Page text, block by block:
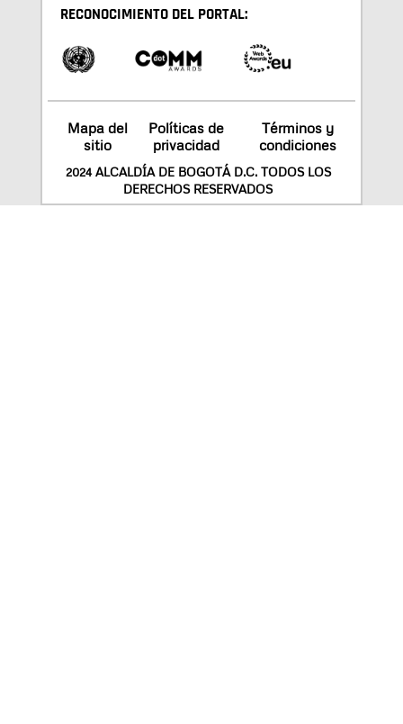
RECONOCIMIENTO DEL PORTAL:
Mapa del
sitio
Políticas de
privacidad
Términos y
condiciones
2024 ALCALDÍA DE BOGOTÁ D.C. TODOS LOS
DERECHOS RESERVADOS